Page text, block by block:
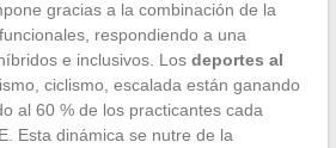
gracias a la combinación de la
respondiendo a una
e inclusivos. Los deportes al
ciclismo, escalada están ganando
al 60 % de los practicantes cada
Esta dinámica se nutre de la